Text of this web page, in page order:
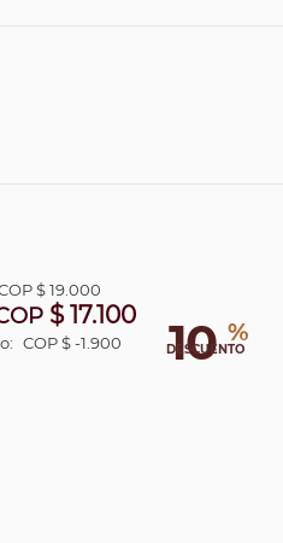
10 %
DESCUENTO
$ 19.000
$ 17.100
COP $ -1.900